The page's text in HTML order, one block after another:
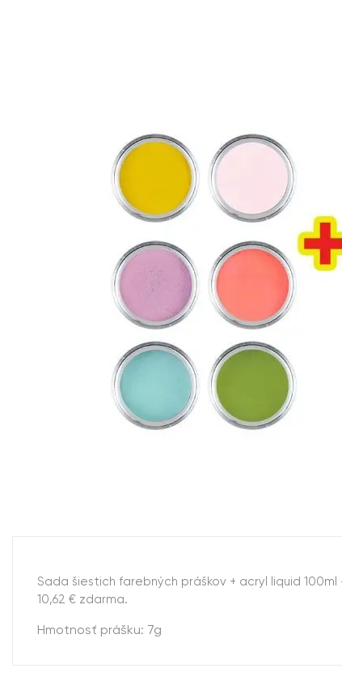
Sada šiestich farebných práškov + acryl liquid
10,62 € zdarma.
Hmotnosť prášku: 7g